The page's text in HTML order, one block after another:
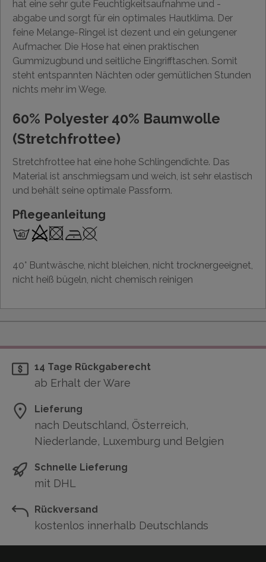
hat eine sehr gute Feuchtigkeitsaufnahme und -
abgabe und sorgt für ein optimales Hautklima. Der
feine Melange-Ringel ist dezent und ein gelungener
Aufmacher. Die Hose hat einen praktischen
Gummizugbund und seitliche Eingrifftaschen. Somit
steht entspannten Nächten oder gemütlichen Stunden
nichts mehr im Wege.
60% Polyester 40% Baumwolle
(Stretchfrottee)
Stretchfrottee hat eine hohe Schlingendichte. Das
Material ist anschmiegsam und weich, ist sehr elastisch
und behält seine optimale Passform.
Pflegeanleitung
40° Buntwäsche, nicht bleichen, nicht trocknergeeignet,
nicht heiß bügeln, nicht chemisch reinigen
14 Tage Rückgaberecht
ab Erhalt der Ware
Lieferung
nach Deutschland, Österreich,
Niederlande, Luxemburg und Belgien
Schnelle Lieferung
mit DHL
Rückversand
kostenlos innerhalb Deutschlands